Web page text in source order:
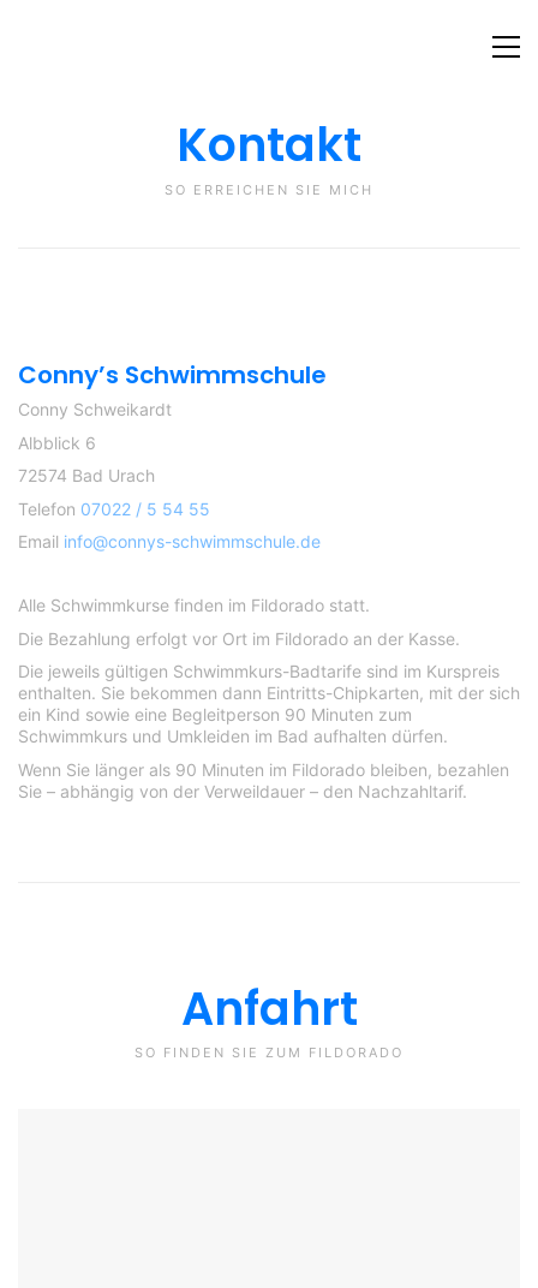
Kontakt
SO ERREICHEN SIE MICH
Conny’s Schwimmschule
Conny Schweikardt
Albblick 6
72574 Bad Urach
Telefon 07022 / 5 54 55
Email info@connys-schwimmschule.de
Alle Schwimmkurse finden im Fildorado statt.
Die Bezahlung erfolgt vor Ort im Fildorado an der Kasse.
Die jeweils gültigen Schwimmkurs-Badtarife sind im Kurspreis
enthalten. Sie bekommen dann Eintritts-Chipkarten, mit der sich
ein Kind sowie eine Begleitperson 90 Minuten zum
Schwimmkurs und Umkleiden im Bad aufhalten dürfen.
Wenn Sie länger als 90 Minuten im Fildorado bleiben, bezahlen
Sie – abhängig von der Verweildauer – den Nachzahltarif.
Anfahrt
SO FINDEN SIE ZUM FILDORADO